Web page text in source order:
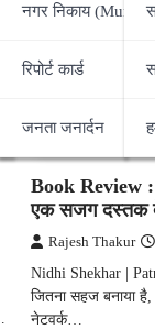
नगर निकाय
रिपोर्ट कार्ड
जनता जनार्दन
Book Review :
एक सजग दस्तक
Rajesh Thakur
Nidhi Shekhar |
जितना सहज बनाया
नेटवर्क…